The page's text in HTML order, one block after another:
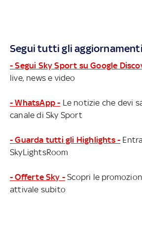
Segui tutti gli
- Segui Sky Sport su Google
live, news e video
- WhatsApp - Le notizie che devi
canale di Sky Sport
- Guarda tutti gli Highlights -
SkyLightsRoom
- Offerte Sky - Scopri le
attivale subito